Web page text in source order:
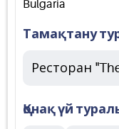
Bulgaria
Тамақтану
Ресторан
Қонақ үй